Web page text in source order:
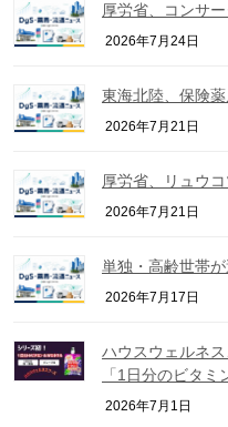
厚労省、コンサ
2026年7月24日
東海北陸、保険
2026年7月21日
厚労省、リュウ
2026年7月21日
単独・高齢世帯
2026年7月17日
ハウスウェルネ
「1日分のビタ
2026年7月1日